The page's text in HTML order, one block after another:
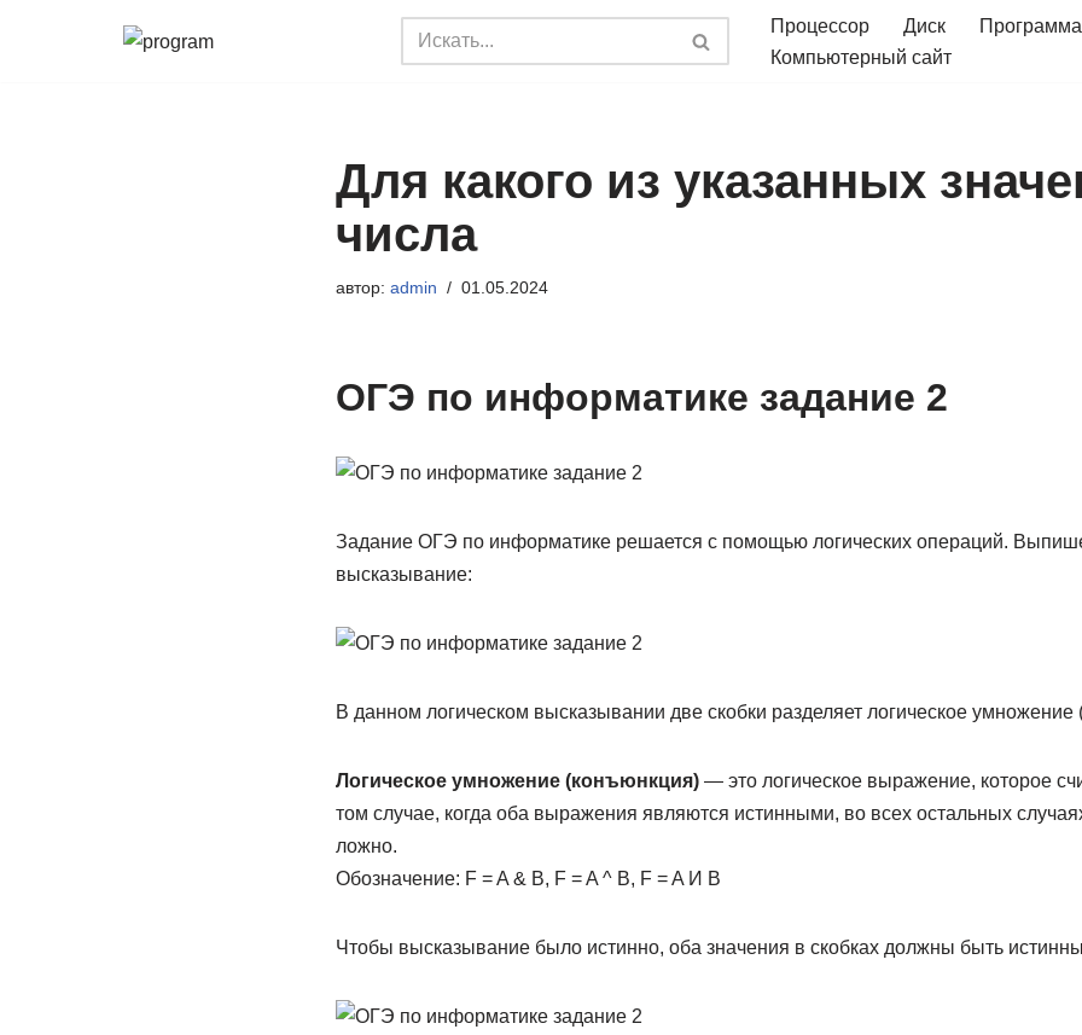
Процессор Диск
Программа
Компьютерный сайт
Для какого из указанных
числа
автор: admin 01.05.2024
ОГЭ по информатике задание 2
Задание ОГЭ по информатике решается с помощью логических операций.
высказывание:
В данном логическом высказывании две скобки разделяет логическое умножение
Логическое умножение (конъюнкция)— это логическое выражение, которое
том случае, когда оба выражения являются истинными, во всех остальных
ложно.
Обозначение: F = A & B, F = A ^ B, F = A И B
Чтобы высказывание было истинно, оба значения в скобках должны быть